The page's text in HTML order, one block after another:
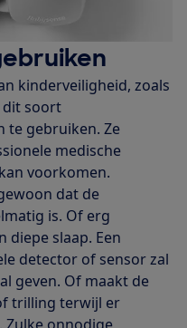
kinderveiligheid, zoals
dit soort
te gebruiken. Ze
medische
voorkomen.
dat de
is. Of erg
diepe slaap. Een
detector of sensor zal
geven. Of maakt de
trilling terwijl er